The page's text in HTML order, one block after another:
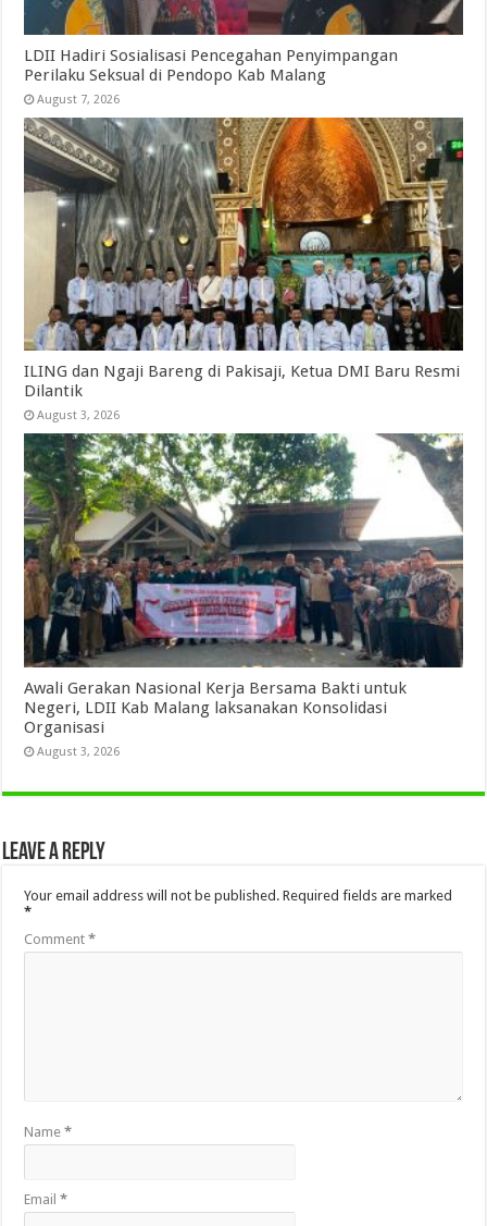
LDII Hadiri Sosialisasi Pencegahan Penyimpangan
Perilaku Seksual di Pendopo Kab Malang
August 7, 2026
ILING dan Ngaji Bareng di Pakisaji, Ketua DMI Baru Resmi
Dilantik
August 3, 2026
Awali Gerakan Nasional Kerja Bersama Bakti untuk
Negeri, LDII Kab Malang laksanakan Konsolidasi
Organisasi
August 3, 2026
Leave a Reply
Your email address will not be published. Required fields are marked
*
Comment*
Name*
Email*